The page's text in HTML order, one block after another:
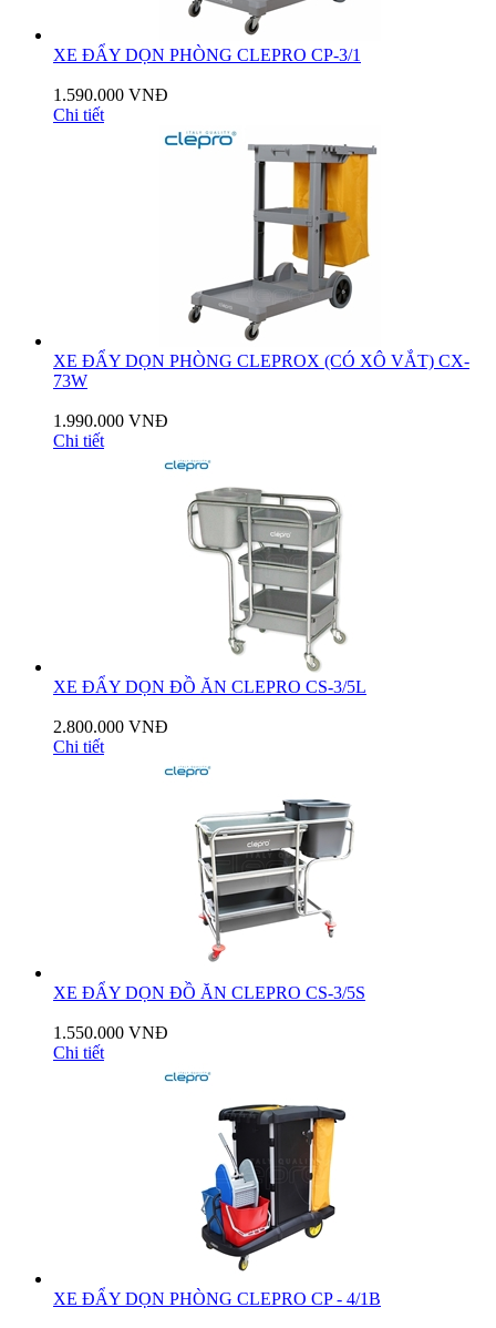
XE ĐẨY DỌN PHÒNG CLEPRO CP-3/1
1.590.000 VNĐ
Chi tiết
XE ĐẨY DỌN PHÒNG CLEPROX (CÓ XÔ VẮT) CX-
73W
1.990.000 VNĐ
Chi tiết
XE ĐẨY DỌN ĐỒ ĂN CLEPRO CS-3/5L
2.800.000 VNĐ
Chi tiết
XE ĐẨY DỌN ĐỒ ĂN CLEPRO CS-3/5S
1.550.000 VNĐ
Chi tiết
XE ĐẨY DỌN PHÒNG CLEPRO CP - 4/1B